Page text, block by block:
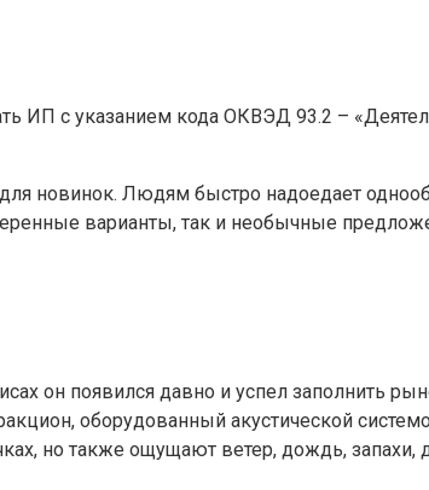
ИП с указанием кода ОКВЭД 93.2 –
новинок. Людям быстро надоедает
варианты, так и необычные
он появился давно и успел заполнить
оборудованный акустической
но также ощущают ветер, дождь, запахи,